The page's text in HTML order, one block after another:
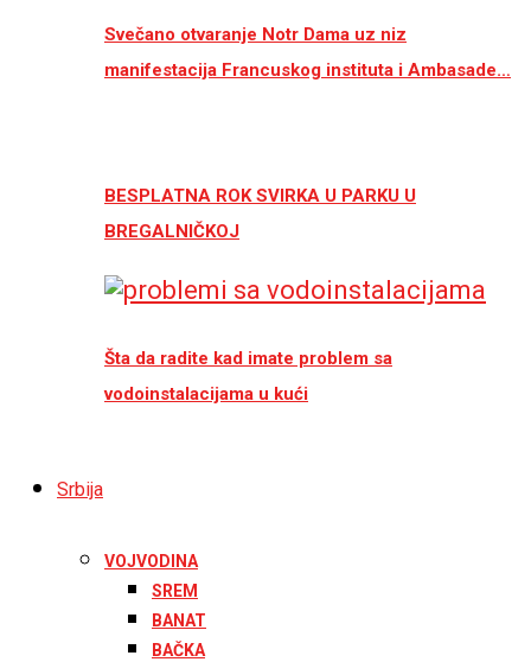
Svečano otvaranje Notr Dama uz niz
manifestacija Francuskog instituta i Ambasade…
BESPLATNA ROK SVIRKA U PARKU U
BREGALNIČKOJ
Šta da radite kad imate problem sa
vodoinstalacijama u kući
Srbija
VOJVODINA
SREM
BANAT
BAČKA